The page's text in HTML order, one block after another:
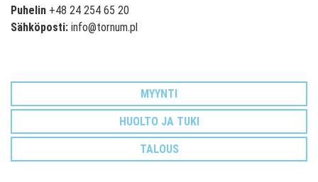
Puhelin +48 24 254 65 20
Sähköposti: info@tornum.pl
MYYNTI
HUOLTO JA TUKI
TALOUS